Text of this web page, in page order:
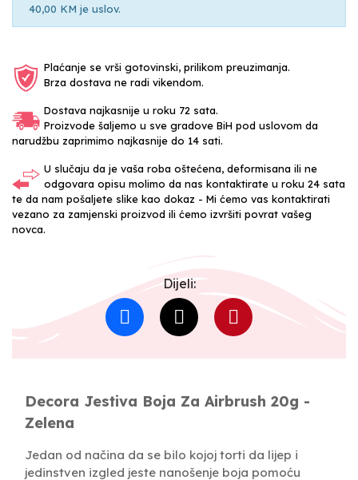
40,00 KM je uslov.
Plaćanje se vrši gotovinski, prilikom preuzimanja.
Brza dostava ne radi vikendom.
Dostava najkasnije u roku 72 sata.
Proizvode šaljemo u sve gradove BiH pod uslovom da
narudžbu zaprimimo najkasnije do 14 sati.
U slučaju da je vaša roba oštećena, deformisana ili ne
odgovara opisu molimo da nas kontaktirate u roku 24 sata
te da nam pošaljete slike kao dokaz - Mi ćemo vas kontaktirati
vezano za zamjenski proizvod ili ćemo izvršiti povrat vašeg
novca.
Dijeli:
Decora Jestiva Boja Za Airbrush 20g -
Zelena
Jedan od načina da se bilo kojoj torti da lijep i
jedinstven izgled jeste nanošenje boja pomoću